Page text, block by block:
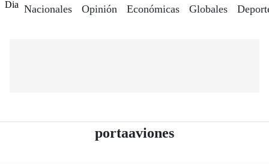
Nacionales Opinión Económicas Globales
portaaviones- Periódico El